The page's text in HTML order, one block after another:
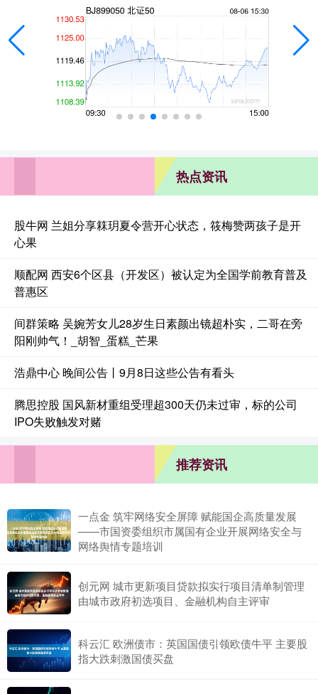
热点资讯
股牛网 兰姐分享箖玥夏令营开心状态，筱梅赞两孩子是开
心果
顺配网 西安6个区县（开发区）被认定为全国学前教育普及
普惠区
间群策略 吴婉芳女儿28岁生日素颜出镜超朴实，二哥在旁
阳刚帅气！_胡智_蛋糕_芒果
浩鼎中心 晚间公告丨9月8日这些公告有看头
腾思控股 国风新材重组受理超300天仍未过审，标的公司
IPO失败触发对赌
推荐资讯
一点金 筑牢网络安全屏障 赋能国企高质量发展
——市国资委组织市属国有企业开展网络安全与
网络舆情专题培训
创元网 城市更新项目贷款拟实行项目清单制管理
由城市政府初选项目、金融机构自主评审
科云汇 欧洲债市：英国国债引领欧债牛平 主要股
指大跌刺激国债买盘